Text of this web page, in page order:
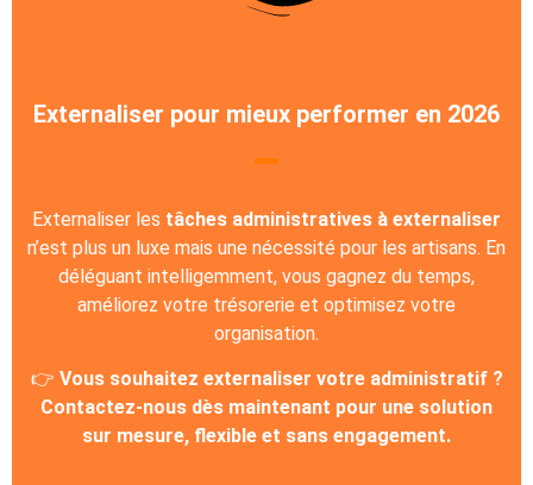
Externaliser pour mieux performer en 2026
Externaliser les tâches administratives à externaliser
n’est plus un luxe mais une nécessité pour les artisans. En
déléguant intelligemment, vous gagnez du temps,
améliorez votre trésorerie et optimisez votre
organisation.
👉 Vous souhaitez externaliser votre administratif ?
Contactez-nous dès maintenant pour une solution
sur mesure, flexible et sans engagement.